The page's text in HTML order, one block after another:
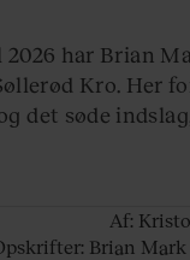
har Brian
Kro. Her
det søde
Af:
Brian Mark